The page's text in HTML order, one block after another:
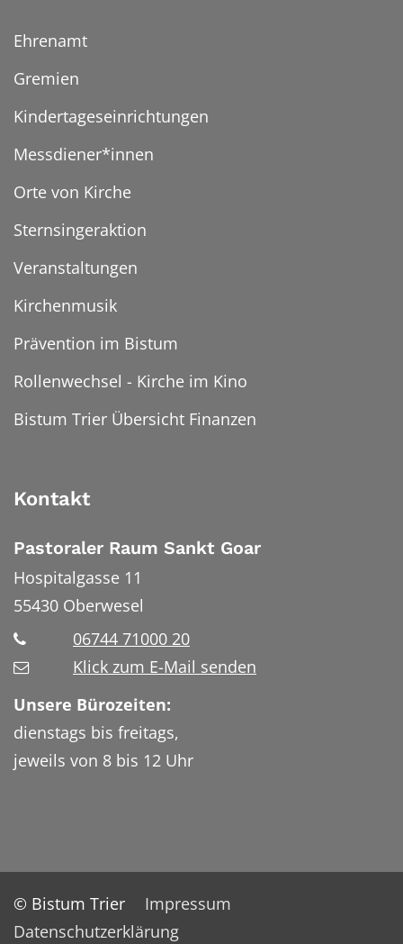
Ehrenamt
Gremien
Kindertageseinrichtungen
Messdiener*innen
Orte von Kirche
Sternsingeraktion
Veranstaltungen
Kirchenmusik
Prävention im Bistum
Rollenwechsel - Kirche im Kino
Bistum Trier Übersicht Finanzen
Kontakt
Pastoraler Raum Sankt Goar
Hospitalgasse 11
55430 Oberwesel
06744 71000 20
Klick zum E-Mail senden
Unsere Bürozeiten:
dienstags bis freitags,
jeweils von 8 bis 12 Uhr
© Bistum Trier
Impressum
Datenschutzerklärung